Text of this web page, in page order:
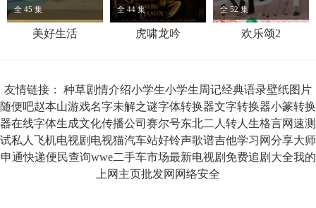
全 45 集
美好生活
全 44 集
虎啸龙吟
全 52 集
欢乐颂2
友情链接： 种草剧情介绍小学生小学生周记经典语录壁纸图片
随便吧赵本山游戏名字未解之谜字体转换器文字转换器小篆转换
器在线字体生成文化传播公司 赛尔号东北二人转 人生格言网速测
试私人飞机电视剧 电视猫汽车站好铃声歌谱吉他学习网分享大师
申通快递便民查询wwe二手车市场最新电视剧 免费追剧大全我的
上网主页批发网 网络安全